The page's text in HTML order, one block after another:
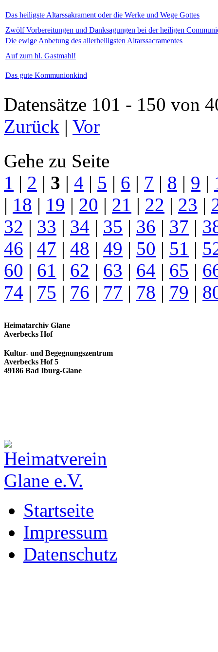
Das heiligste Altarssakrament oder die Werke und Wege Gottes
Zwölf Vorbereitungen und Danksagungen bei der heiligen
Die ewige Anbetung des allerheiligsten Altarssacramentes
Auf zum hl. Gastmahl!
Das gute Kommunionkind
Datensätze 101 - 150
Zurück | Vor
Gehe zu Seite
1 | 2 | 3 | 4 | 5 | 6 | 7 | 8 | 9 |
| 18 | 19 | 20 | 21 | 22 | 23 |
32 | 33 | 34 | 35 | 36 | 37 |
46 | 47 | 48 | 49 | 50 | 51 |
60 | 61 | 62 | 63 | 64 | 65 |
74 | 75 | 76 | 77 | 78 | 79 |
Heimatarchiv Glane
Averbecks Hof
Kultur- und Begegnungszentrum
Averbecks Hof 5
49186 Bad Iburg-Glane
Startseite
Impressum
Datenschutz